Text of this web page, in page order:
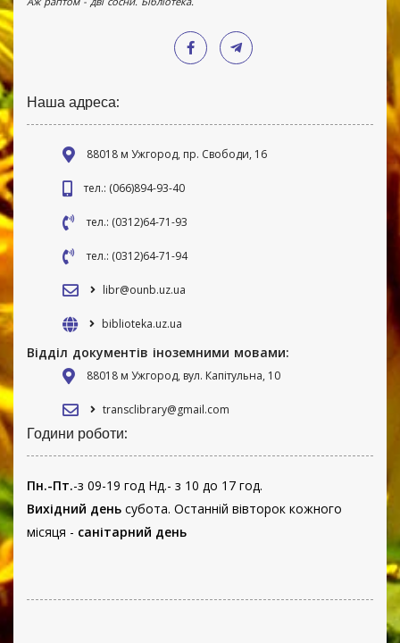
Наша адреса:
88018 м Ужгород, пр. Свободи, 16
тел.: (066)894-93-40
тел.: (0312)64-71-93
тел.: (0312)64-71-94
libr@ounb.uz.ua
biblioteka.uz.ua
Відділ документів іноземними мовами:
88018 м Ужгород, вул. Капітульна, 10
transclibrary@gmail.com
Години роботи:
Пн.-Пт.-з 09-19 год Нд.- з 10 до 17 год.
Вихідний день субота. Останній вівторок кожного
місяця - санітарний день